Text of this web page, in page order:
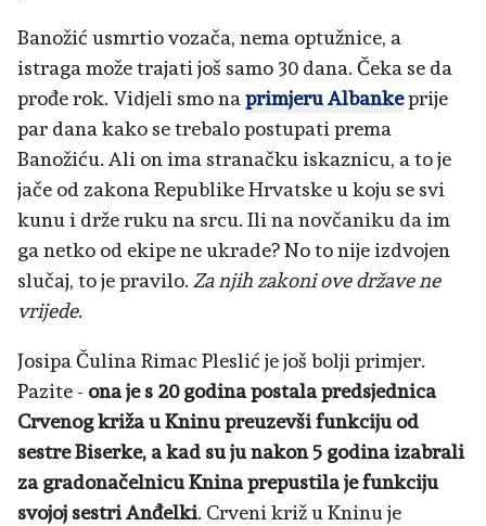
Banožić usmrtio vozača, nema optužnice, a
istraga može trajati još samo 30 dana. Čeka se da
prođe rok. Vidjeli smo na primjeru Albankeprije
par dana kako se trebalo postupati prema
Banožiću. Ali on ima stranačku iskaznicu, a to je
jače od zakona Republike Hrvatske u koju se svi
kunu i drže ruku na srcu. Ili na novčaniku da im
ga netko od ekipe ne ukrade? No to nije izdvojen
slučaj, to je pravilo. Za njih zakoni ove države ne
vrijede.
Josipa Čulina Rimac Pleslić je još bolji primjer.
Pazite - ona je s 20 godina postala predsjednica
Crvenog križa u Kninu preuzevši funkciju od
sestre Biserke, a kad su ju nakon 5 godina izabrali
za gradonačelnicu Knina prepustila je funkciju
svojoj sestri Anđelki. Crveni križ u Kninu je